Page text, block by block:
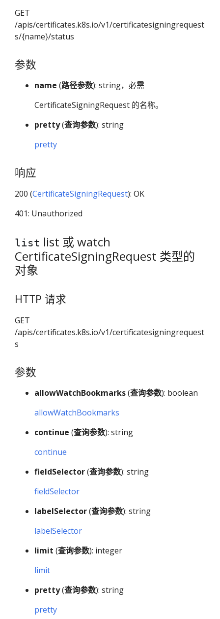
GET
/apis/certificates.k8s.io/v1/certificatesigningrequest
s/{name}/status
参数
name (路径参数): string，必需
CertificateSigningRequest 的名称。
pretty(查询参数): string
pretty
响应
200 (CertificateSigningRequest): OK
401: Unauthorized
list list 或 watch
CertificateSigningRequest 类型的
对象
HTTP 请求
GET
/apis/certificates.k8s.io/v1/certificatesigningrequest
s
参数
allowWatchBookmarks(查询参数): boolean
allowWatchBookmarks
continue (查询参数): string
continue
fieldSelector(查询参数): string
fieldSelector
labelSelector(查询参数): string
labelSelector
limit (查询参数): integer
limit
pretty(查询参数): string
pretty